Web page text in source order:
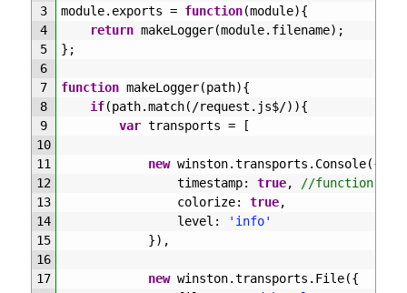
3
4
5
6
7
8
9
10
11
12
13
14
15
16
17
module. exports = function(module){
return makeLogger(module. filename) ;
} ;
function makeLogger(path){
if(path.match( /request . js$/) ){
var transports = [
new winston.transports . Console({
timestamp: true,
//function()
colorize: true,
level :
'info'
}) ,
new winston.transports . File({